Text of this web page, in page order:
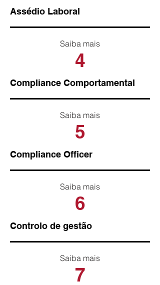
Assédio Laboral
Saiba mais
4
Compliance Comportamental
Saiba mais
5
Compliance Officer
Saiba mais
6
Controlo de gestão
Saiba mais
7